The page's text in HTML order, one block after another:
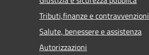
Tributi,finanze e contravvenzioni
Salute, benessere e assistenza
Autorizzazioni